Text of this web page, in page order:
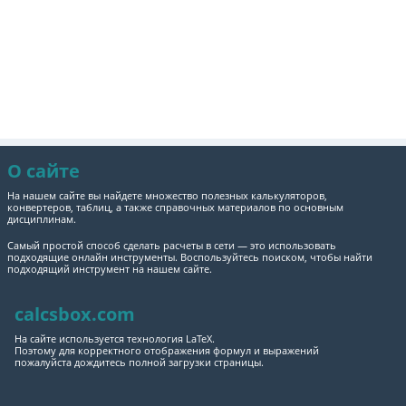
О сайте
На нашем сайте вы найдете множество полезных калькуляторов,
конвертеров, таблиц, а также справочных материалов по основным
дисциплинам.
Самый простой способ сделать расчеты в сети — это использовать
подходящие онлайн инструменты. Воспользуйтесь поиском, чтобы найти
подходящий инструмент на нашем сайте.
calcsbox.com
На сайте используется технология LaTeX.
Поэтому для корректного отображения формул и выражений
пожалуйста дождитесь полной загрузки страницы.